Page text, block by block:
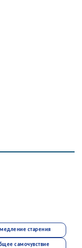
старения
самочувствие